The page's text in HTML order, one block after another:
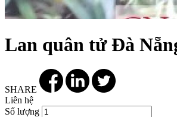
Lan quân tử Đà
SHARE
Liên hệ
Số lượng